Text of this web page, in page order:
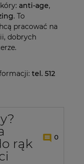
anti-age,
. To
pracować na
dobrych
tel. 512
rąk
0